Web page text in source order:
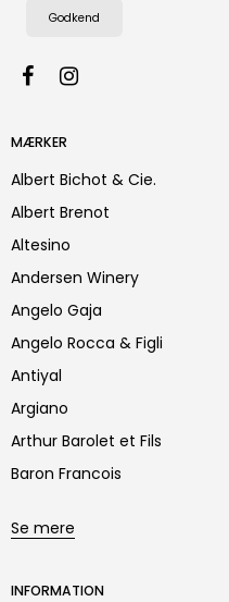
Godkend
MÆRKER
Albert Bichot & Cie.
Albert Brenot
Altesino
Andersen Winery
Angelo Gaja
Angelo Rocca & Figli
Antiyal
Argiano
Arthur Barolet et Fils
Baron Francois
Se mere
INFORMATION